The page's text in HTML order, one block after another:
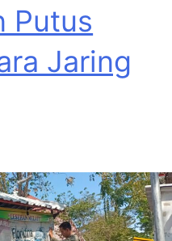
Putus
Jaring